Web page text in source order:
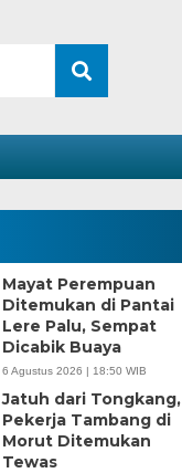
Mayat Perempuan
Ditemukan di Pantai
Lere Palu, Sempat
Dicabik Buaya
6 Agustus 2026 | 18:50 WIB
Jatuh dari Tongkang,
Pekerja Tambang di
Morut Ditemukan
Tewas